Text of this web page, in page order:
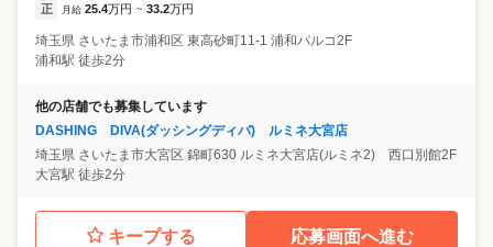
正 月給 25.4万円 ~ 33.2万円
埼玉県 さいたま市浦和区 東高砂町11-1 浦和パルコ2F
浦和駅 徒歩2分
他の店舗でも募集しています
DASHING DIVA(ダッシングディバ) ルミネ大宮店
埼玉県 さいたま市大宮区 錦町630 ルミネ大宮店(ルミネ2) 西口別館2F
大宮駅 徒歩2分
キープする 応募画面へ進む